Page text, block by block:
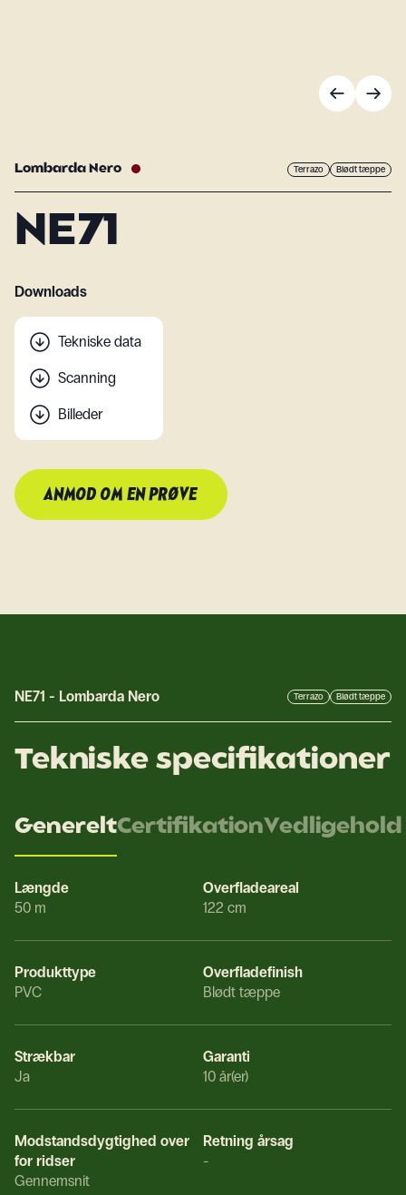
Lombarda Nero Terrazo Blødt tæppe
NE71
Downloads
Tekniske data
Scanning
Billeder
ANMOD OM EN PRØVE
NE71 - Lombarda Nero Terrazo Blødt tæppe
Tekniske specifikationer
GenereltCertifikationVedligehold
Længde
50 m
Overfladeareal
122 cm
Produkttype
PVC
Overfladefinish
Blødt tæppe
Strækbar
Ja
Garanti
10 år(er)
Modstandsdygtighed over
for ridser
Gennemsnit
Retning årsag
-